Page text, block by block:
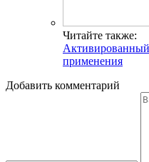
Читайте также:
Активированный
применения
Добавить комментарий